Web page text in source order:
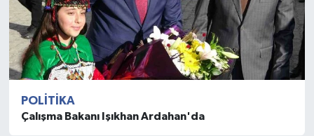
POLITIKA
Çalışma Bakanı Işıkhan Ardahan'da